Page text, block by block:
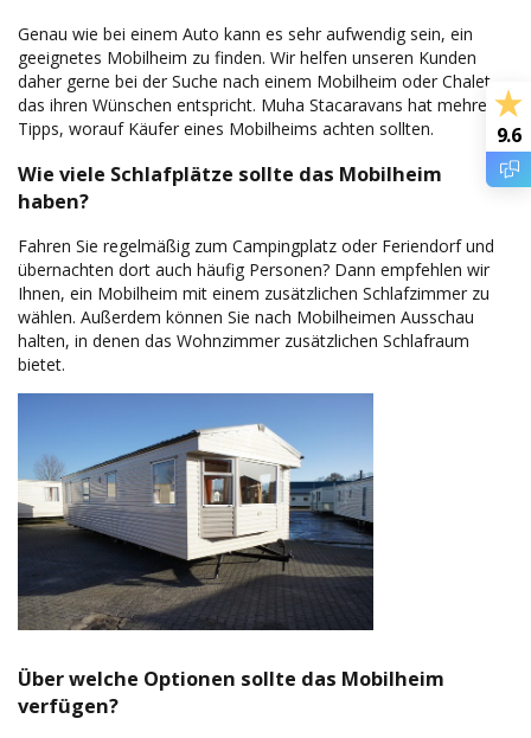
Genau wie bei einem Auto kann es sehr aufwendig sein, ein
geeignetes Mobilheim zu finden. Wir helfen unseren Kunden
daher gerne bei der Suche nach einem Mobilheim oder Chalet,
das ihren Wünschen entspricht. Muha Stacaravans hat mehrere
Tipps, worauf Käufer eines Mobilheims achten sollten.
Wie viele Schlafplätze sollte das Mobilheim
haben?
Fahren Sie regelmäßig zum Campingplatz oder Feriendorf und
übernachten dort auch häufig Personen? Dann empfehlen wir
Ihnen, ein Mobilheim mit einem zusätzlichen Schlafzimmer zu
wählen. Außerdem können Sie nach Mobilheimen Ausschau
halten, in denen das Wohnzimmer zusätzlichen Schlafraum
bietet.
Über welche Optionen sollte das Mobilheim
verfügen?
9.6